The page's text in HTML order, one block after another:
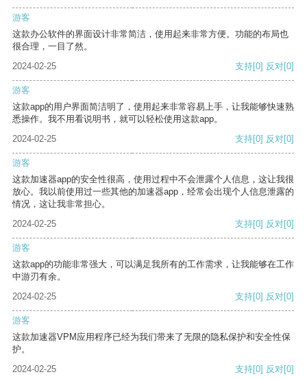
游客
这款办公软件的界面设计非常简洁，使用起来非常方便。功能的布局也
很合理，一目了然。
2024-02-25
支持[0] 反对[0]
游客
这款app的用户界面简洁明了，使用起来非常容易上手，让我能够快速熟
悉操作。我不用看说明书，就可以轻松使用这款app。
2024-02-25
支持[0] 反对[0]
游客
这款加速器app的安全性很高，使用过程中不会泄露个人信息，这让我很
放心。我以前使用过一些其他的加速器app，经常会出现个人信息泄露的
情况，这让我非常担心。
2024-02-25
支持[0] 反对[0]
游客
这款app的功能非常强大，可以满足我所有的工作需求，让我能够在工作
中游刃有余。
2024-02-25
支持[0] 反对[0]
游客
这款加速器VPM应用程序已经为我们带来了无限的隐私保护和安全性保
护。
2024-02-25
支持[0] 反对[0]